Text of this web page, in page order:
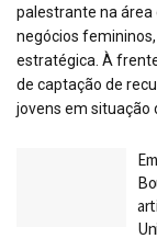
palestrante na
negócios
estratégica. À
de captação de
jovens em situação